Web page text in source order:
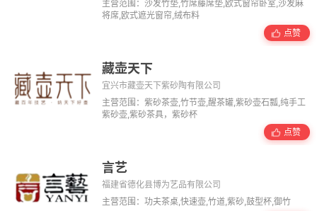
主营范围：沙发竹垫,竹席藤席垫,欧式窗帘卧室,沙发麻
将席,欧式遮光窗帘,绒布料
点赞
藏壶天下
宜兴市藏壶天下紫砂陶有限公司
主营范围：紫砂茶壶,竹节壶,醒茶罐,紫砂壶石瓢,纯手工
紫砂壶,紫砂茶具，紫砂杯
点赞
言艺
福建省德化县博为艺品有限公司
主营范围：功夫茶桌,快速壶,竹道,紫砂,鼓型杯,御竹